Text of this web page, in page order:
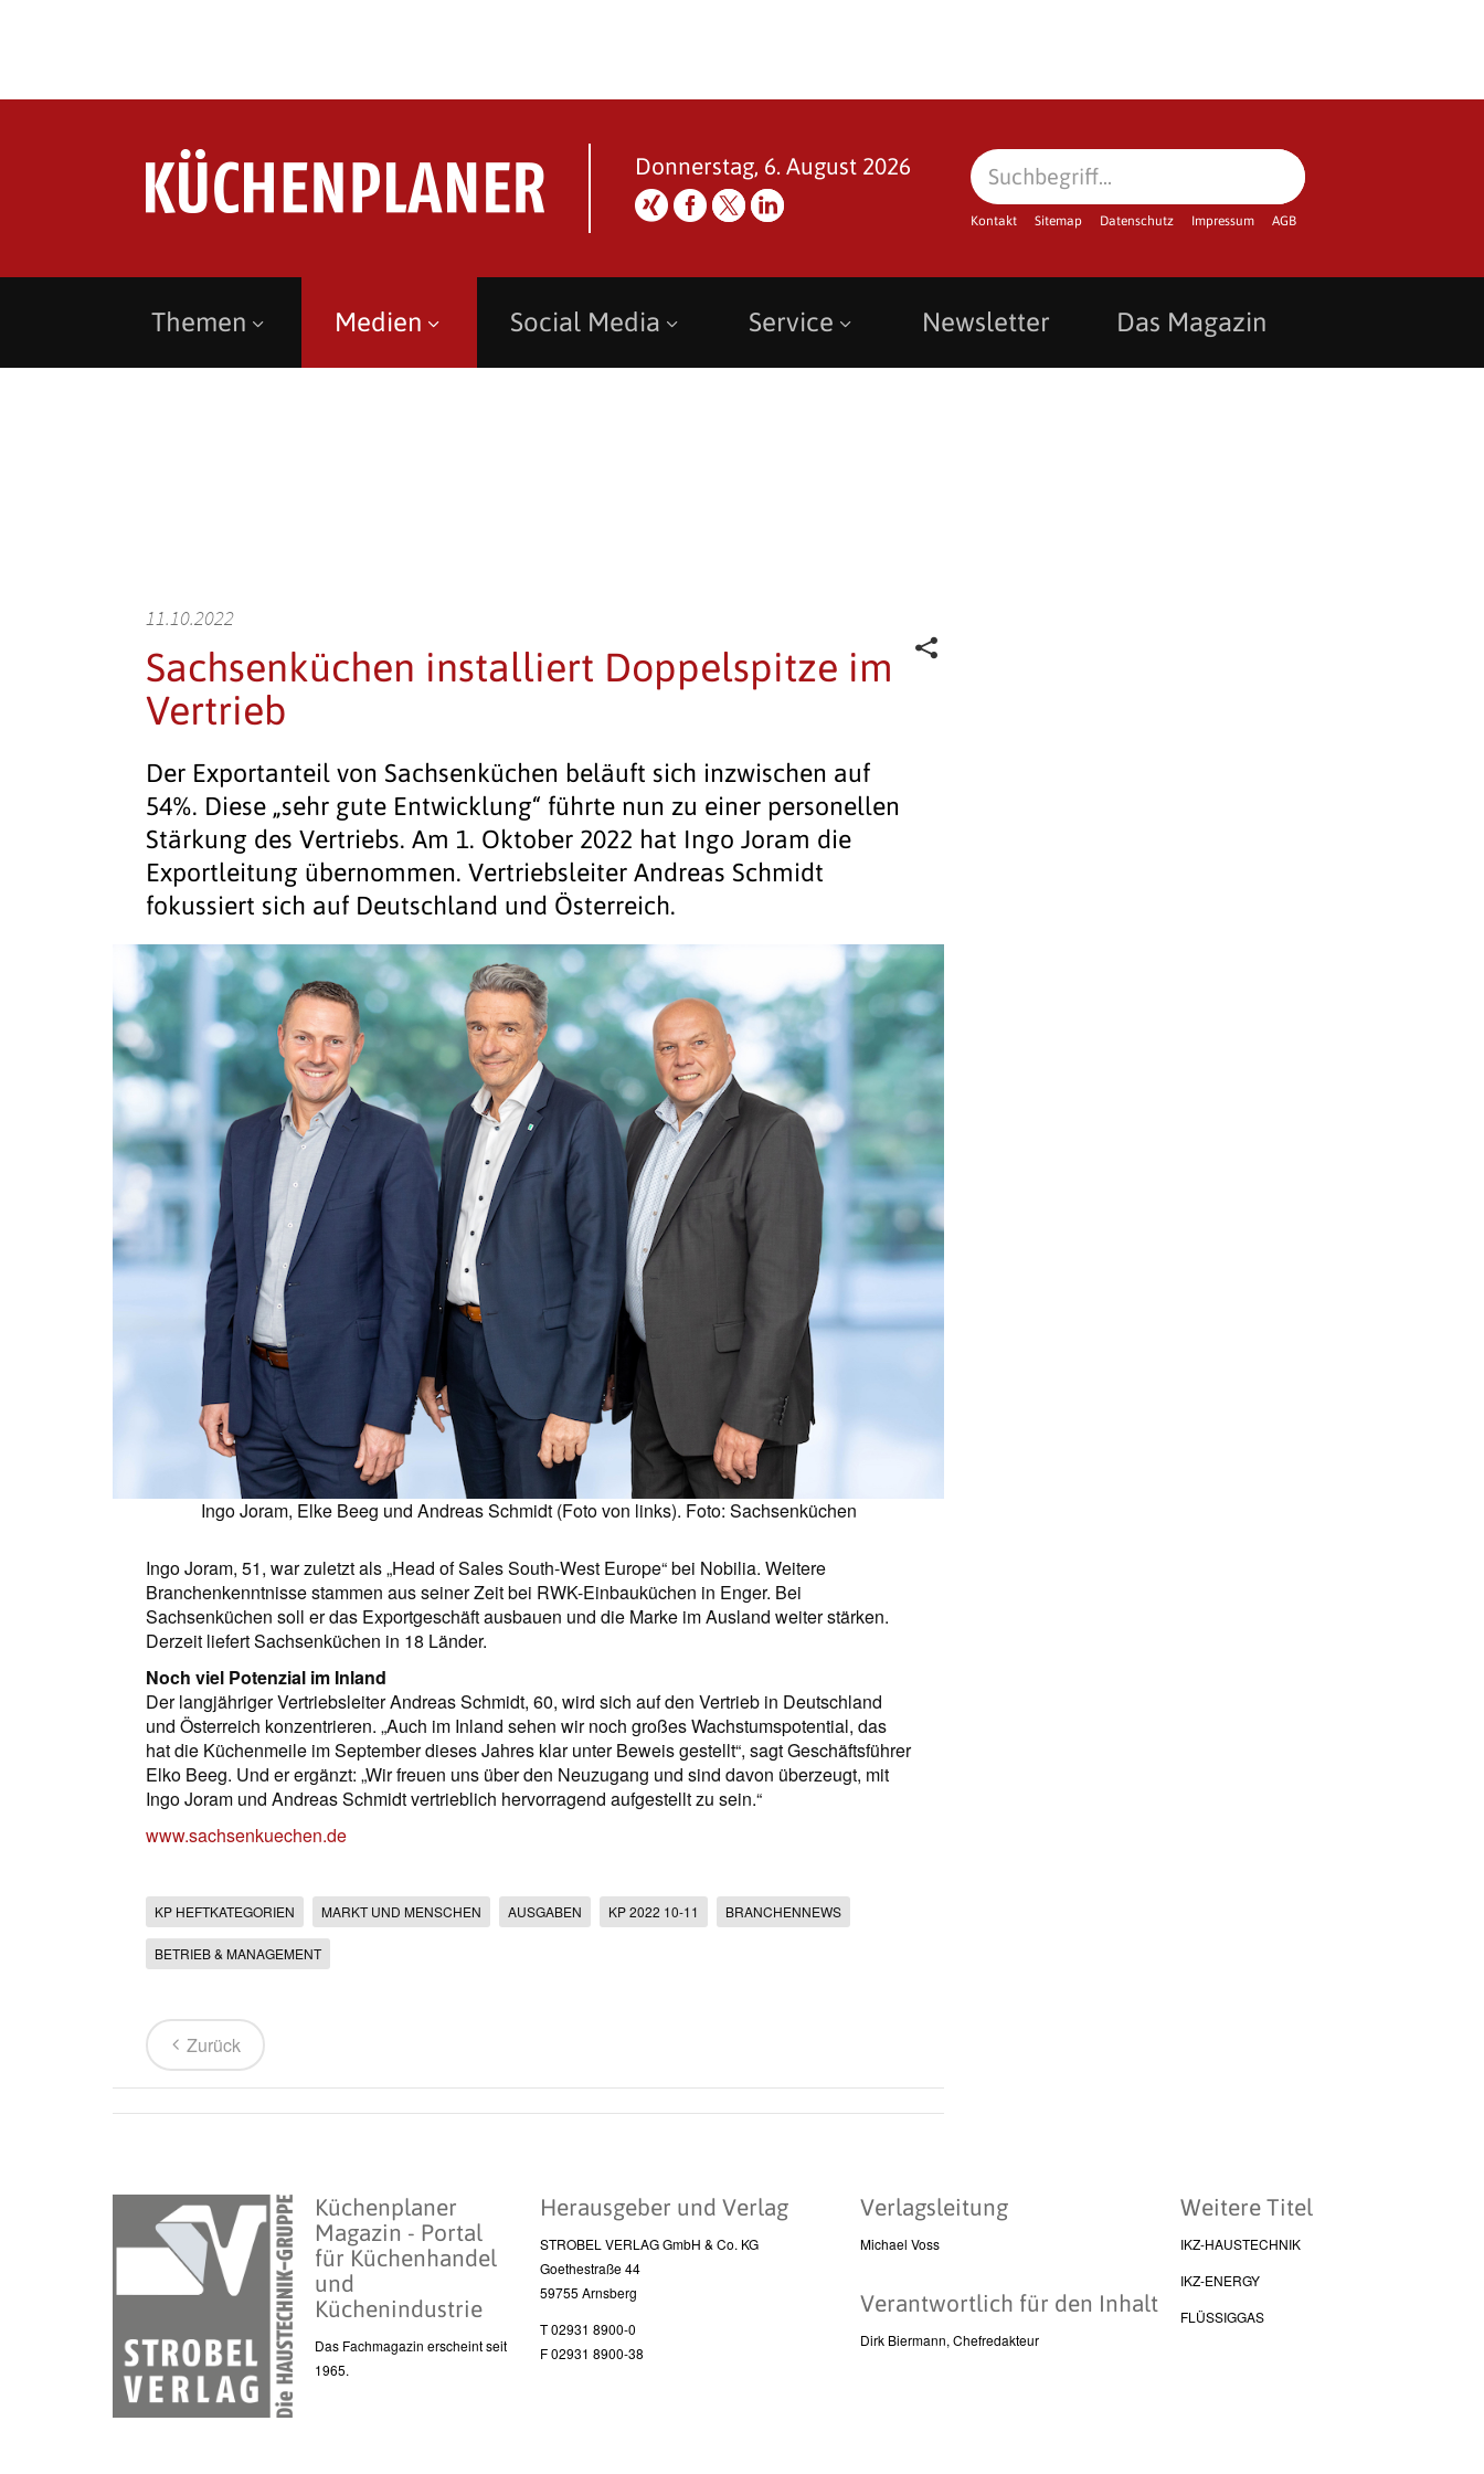
Donnerstag, 6. August 2026
Kontakt Sitemap Datenschutz Impressum AGB
Themen Medien Social Media Service Newsletter Das Magazin
11.10.2022
Sachsenküchen installiert Doppelspitze im
Vertrieb
Der Exportanteil von Sachsenküchen beläuft sich inzwischen auf
54%. Diese „sehr gute Entwicklung“ führte nun zu einer personellen
Stärkung des Vertriebs. Am 1. Oktober 2022 hat Ingo Joram die
Exportleitung übernommen. Vertriebsleiter Andreas Schmidt
fokussiert sich auf Deutschland und Österreich.
Ingo Joram, Elke Beeg und Andreas Schmidt (Foto von links). Foto: Sachsenküchen
Ingo Joram, 51, war zuletzt als „Head of Sales South-West Europe“ bei Nobilia. Weitere
Branchenkenntnisse stammen aus seiner Zeit bei RWK-Einbauküchen in Enger. Bei
Sachsenküchen soll er das Exportgeschäft ausbauen und die Marke im Ausland weiter stärken.
Derzeit liefert Sachsenküchen in 18 Länder.
Noch viel Potenzial im Inland
Der langjähriger Vertriebsleiter Andreas Schmidt, 60, wird sich auf den Vertrieb in Deutschland
und Österreich konzentrieren. „Auch im Inland sehen wir noch großes Wachstumspotential, das
hat die Küchenmeile im September dieses Jahres klar unter Beweis gestellt“, sagt Geschäftsführer
Elko Beeg. Und er ergänzt: „Wir freuen uns über den Neuzugang und sind davon überzeugt, mit
Ingo Joram und Andreas Schmidt vertrieblich hervorragend aufgestellt zu sein.“
www.sachsenkuechen.de
KP HEFTKATEGORIEN MARKT UND MENSCHEN AUSGABEN KP 2022 10-11 BRANCHENNEWS
BETRIEB & MANAGEMENT
Zurück
Küchenplaner
Magazin - Portal
für Küchenhandel
und
Küchenindustrie
Das Fachmagazin erscheint seit
1965.
Herausgeber und Verlag
STROBEL VERLAG GmbH & Co. KG
Goethestraße 44
59755 Arnsberg
T 02931 8900-0
F 02931 8900-38
Verlagsleitung
Michael Voss
Verantwortlich für den Inhalt
Dirk Biermann, Chefredakteur
Weitere Titel
IKZ-HAUSTECHNIK
IKZ-ENERGY
FLÜSSIGGAS